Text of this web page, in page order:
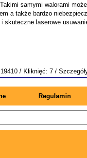
samymi walorami
a także bardzo
skuteczne laserowe
/ Kliknięć: 7 /
Regulamin